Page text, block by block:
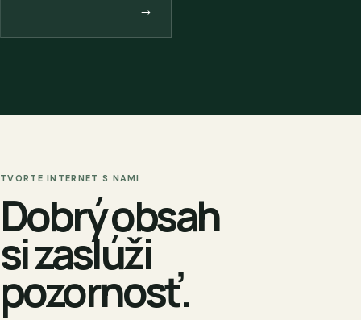
→
TVORTE INTERNET S NAMI
Dobrý obsah
si zaslúži
pozornosť.